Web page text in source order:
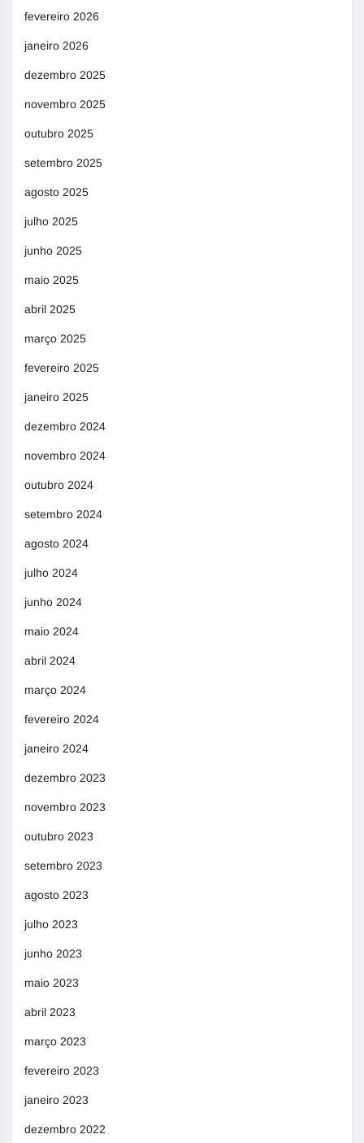
fevereiro 2026
janeiro 2026
dezembro 2025
novembro 2025
outubro 2025
setembro 2025
agosto 2025
julho 2025
junho 2025
maio 2025
abril 2025
março 2025
fevereiro 2025
janeiro 2025
dezembro 2024
novembro 2024
outubro 2024
setembro 2024
agosto 2024
julho 2024
junho 2024
maio 2024
abril 2024
março 2024
fevereiro 2024
janeiro 2024
dezembro 2023
novembro 2023
outubro 2023
setembro 2023
agosto 2023
julho 2023
junho 2023
maio 2023
abril 2023
março 2023
fevereiro 2023
janeiro 2023
dezembro 2022